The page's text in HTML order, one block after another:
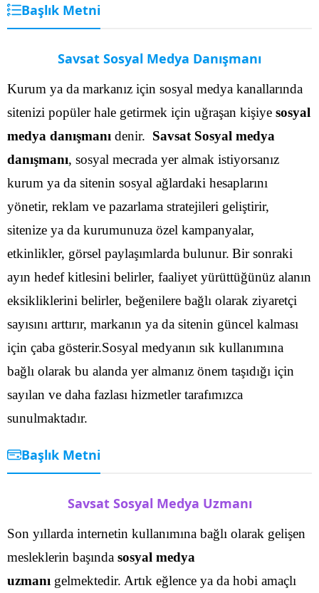
Başlık Metni
Savsat Sosyal Medya Danışmanı
Kurum ya da markanız için sosyal medya kanallarında
sitenizi popüler hale getirmek için uğraşan kişiye sosyal
medya danışmanı denir. Savsat Sosyal medya
danışmanı, sosyal mecrada yer almak istiyorsanız
kurum ya da sitenin sosyal ağlardaki hesaplarını
yönetir, reklam ve pazarlama stratejileri geliştirir,
sitenize ya da kurumunuza özel kampanyalar,
etkinlikler, görsel paylaşımlarda bulunur. Bir sonraki
ayın hedef kitlesini belirler, faaliyet yürüttüğünüz alanın
eksikliklerini belirler, beğenilere bağlı olarak ziyaretçi
sayısını arttırır, markanın ya da sitenin güncel kalması
için çaba gösterir.Sosyal medyanın sık kullanımına
bağlı olarak bu alanda yer almanız önem taşıdığı için
sayılan ve daha fazlası hizmetler tarafımızca
sunulmaktadır.
Başlık Metni
Savsat Sosyal Medya Uzmanı
Son yıllarda internetin kullanımına bağlı olarak gelişen
mesleklerin başında sosyal medya
uzmanı gelmektedir. Artık eğlence ya da hobi amaçlı